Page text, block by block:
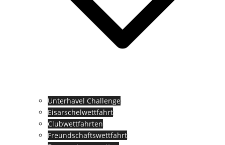
Unterhavel Challenge
Eisarschelwettfahrt
Clubwettfahrten
Freundschaftswettfahrt